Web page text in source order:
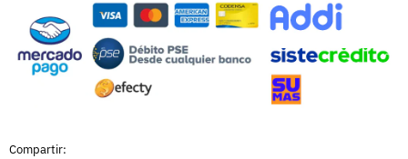
Compartir: